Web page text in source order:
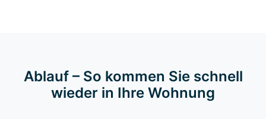
Ablauf – So kommen Sie schnell
wieder in Ihre Wohnung